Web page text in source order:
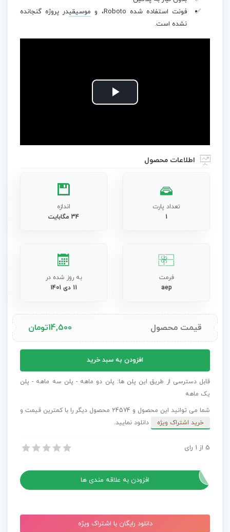
فونت استفاده شده Roboto، و
موسیقیدر پروژه گنجانده
نشده است.
Play
اطلاعات محصول
تعداد پارت
1
اندازه
34 مگابایت
فرمت
aep
به روز شده در
11 دی 1401
قیمت محصول 14,500تومان
تایپوگرافی
استامپ
افزودن به سبد خرید
قابل دسترسی از طریق این پلن ها: پلن دو ماهه - پلن سه ماهه - پلن
یک ماهه
شما می توانید این محصول و 24574 محصول دیگر را با کمترین قیمت و
خرید اشتراک ویژه
دانلود نمایید.
پروژه افترافکت تایپوگرافی استامپ
5 از 1 رای
افزودن به علاقه مندی ها
دانلود رایگان با اشتراک ویژه